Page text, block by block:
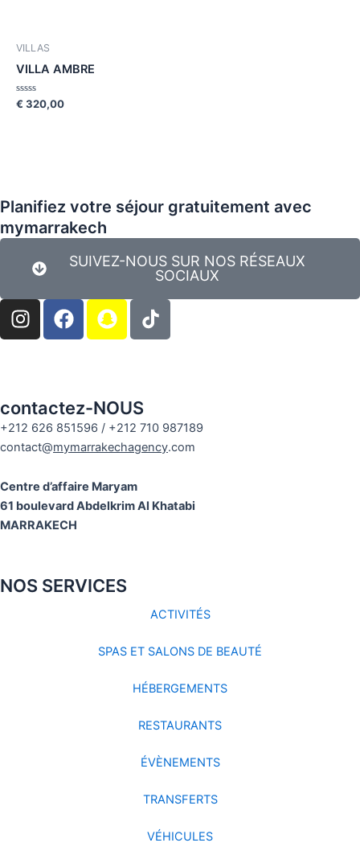
VILLAS
VILLA AMBRE
Rated
€ 320,00
Planifiez votre séjour gratuitement avec
mymarrakech
SUIVEZ-NOUS SUR NOS RÉSEAUX
SOCIAUX
I
n
g
r
a
F
a
o
o
k
S
n
h
a
t
contactez-NOUS
+212 626 851596 / +212 710 987189
contact@mymarrakechagency.com
Centre d’affaire Maryam
61 boulevard Abdelkrim Al Khatabi
MARRAKECH
NOS SERVICES
ACTIVITÉS
SPAS ET SALONS DE BEAUTÉ
HÉBERGEMENTS
RESTAURANTS
ÉVÈNEMENTS
TRANSFERTS
VÉHICULES